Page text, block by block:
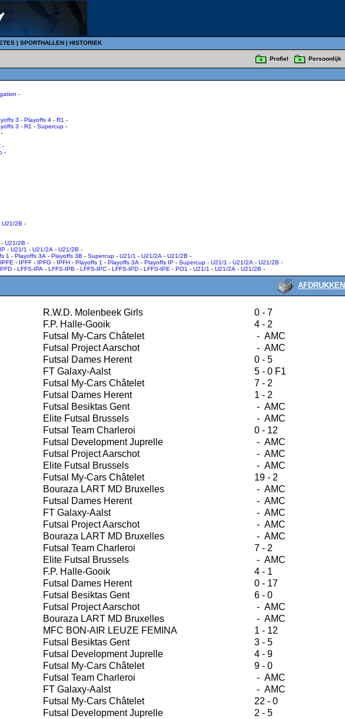
| SPORTHALLEN | HISTORIEK
Profiel Persoonlijk
-
3 - Playoffs 4 - R1 -
3 - R1 - Supercup -
-
-
-
U21/2B -
- U21/2B -
- U21/1 - U21/2A - U21/2B -
1 - Playoffs 3A - Playoffs 3B - Supercup - U21/1 - U21/2A - U21/2B -
IPFE - IPFF - IPFG - IPFH - Playoffs 1 - Playoffs 3A - Playoffs IP - Supercup - U21/1 - U21/2A - U21/2B -
- LFFS-IPA - LFFS-IPB - LFFS-IPC - LFFS-IPD - LFFS-IPE - PO1 - U21/1 - U21/2A - U21/2B -
AFDRUKKEN
R.W.D. Molenbeek Girls
0 - 7
F.P. Halle-Gooik
4 - 2
Futsal My-Cars Châtelet
- AMC
Futsal Project Aarschot
- AMC
Futsal Dames Herent
0 - 5
FT Galaxy-Aalst
5 - 0 F1
Futsal My-Cars Châtelet
7 - 2
Futsal Dames Herent
1 - 2
Futsal Besiktas Gent
- AMC
Elite Futsal Brussels
- AMC
Futsal Team Charleroi
0 - 12
Futsal Development Juprelle
- AMC
Futsal Project Aarschot
- AMC
Elite Futsal Brussels
- AMC
Futsal My-Cars Châtelet
19 - 2
Bouraza LART MD Bruxelles
- AMC
Futsal Dames Herent
- AMC
FT Galaxy-Aalst
- AMC
Futsal Project Aarschot
- AMC
Bouraza LART MD Bruxelles
- AMC
Futsal Team Charleroi
7 - 2
Elite Futsal Brussels
- AMC
F.P. Halle-Gooik
4 - 1
Futsal Dames Herent
0 - 17
Futsal Besiktas Gent
6 - 0
Futsal Project Aarschot
- AMC
Bouraza LART MD Bruxelles
- AMC
MFC BON-AIR LEUZE FEMINA
1 - 12
Futsal Besiktas Gent
3 - 5
Futsal Development Juprelle
4 - 9
Futsal My-Cars Châtelet
9 - 0
Futsal Team Charleroi
- AMC
FT Galaxy-Aalst
- AMC
Futsal My-Cars Châtelet
22 - 0
Futsal Development Juprelle
2 - 5